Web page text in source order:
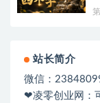
站长简介
微信：
❤凌零创业网：